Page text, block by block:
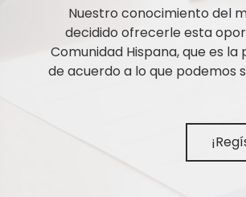
Nuestro conocimiento del
decidido ofrecerle esta
Comunidad Hispana, que es
de acuerdo a lo que podemos